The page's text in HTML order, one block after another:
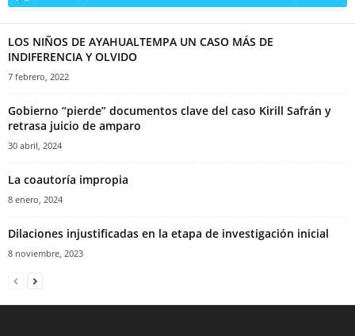
LOS NIÑOS DE AYAHUALTEMPA UN CASO MÁS DE
INDIFERENCIA Y OLVIDO
7 febrero, 2022
Gobierno “pierde” documentos clave del caso Kirill Safrán y
retrasa juicio de amparo
30 abril, 2024
La coautoría impropia
8 enero, 2024
Dilaciones injustificadas en la etapa de investigación inicial
8 noviembre, 2023